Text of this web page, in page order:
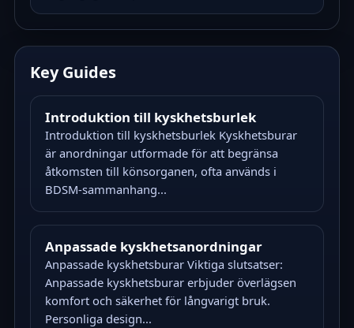
Key Guides
Introduktion till kyskhetsburlek
Introduktion till kyskhetsburlek Kyskhetsburar
är anordningar utformade för att begränsa
åtkomsten till könsorganen, ofta används i
BDSM-sammanhang...
Anpassade kyskhetsanordningar
Anpassade kyskhetsburar Viktiga slutsatser:
Anpassade kyskhetsburar erbjuder överlägsen
komfort och säkerhet för långvarigt bruk.
Personliga design...